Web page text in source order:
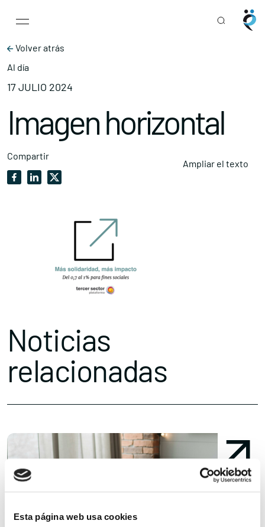
Esta página web usa cookies
Main Navigation
Volver atrás
Al día
17 JULIO 2024
Imagen horizontal
Compartir
Ampliar el texto
Noticias
relacionadas